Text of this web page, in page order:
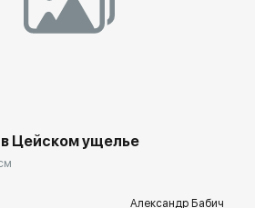
Цейском ущелье
Александр Бабич